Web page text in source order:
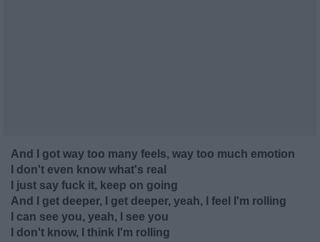
And I got way too many feels, way too much emotion
I don't even know what's real
I just say fuck it, keep on going
And I get deeper, I get deeper, yeah, I feel I'm rolling
I can see you, yeah, I see you
I don't know, I think I'm rolling